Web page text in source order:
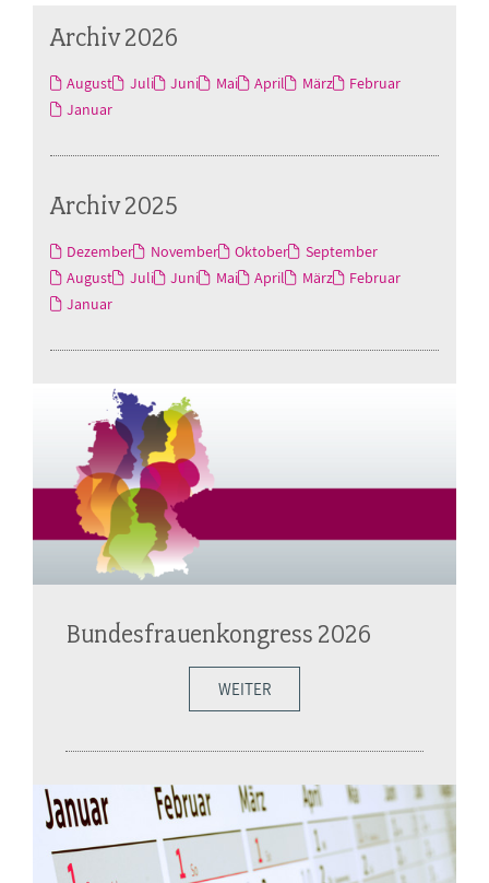
Archiv 2026
August Juli Juni Mai April März
Februar
Januar
Archiv 2025
Dezember November Oktober
September
August
Juli Juni Mai April März
Februar
Januar
Bundesfrauenkongress 2026
WEITER